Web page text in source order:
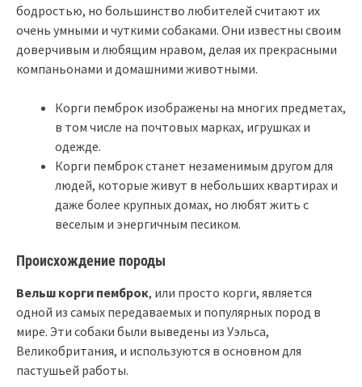
бодростью, но большинство любителей считают их
очень умными и чуткими собаками. Они известны своим
доверчивым и любящим нравом, делая их прекрасными
компаньонами и домашними животными.
Корги пемброк изображены на многих предметах,
в том числе на почтовых марках, игрушках и
одежде.
Корги пемброк станет незаменимым другом для
людей, которые живут в небольших квартирах и
даже более крупных домах, но любят жить с
веселым и энергичным песиком.
Происхождение породы
Вельш корги пемброк, или просто корги, является
одной из самых передаваемых и популярных пород в
мире. Эти собаки были выведены из Уэльса,
Великобритания, и используются в основном для
пастушьей работы.